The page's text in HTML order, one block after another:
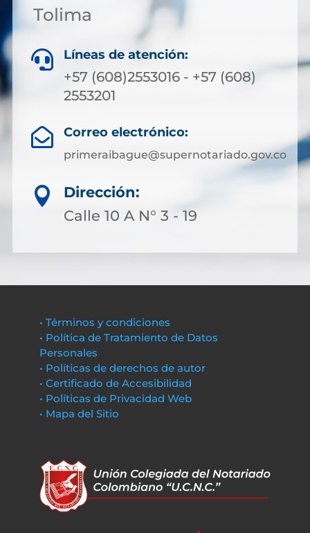
Tolima
 Líneas de atención:
+57 (608)2553016 - +57 (608)
2553201
 Correo electrónico:
primeraibague@supernotariado.gov.co

Dirección:
Calle 10 A N° 3 - 19
• Términos y condiciones
• Política de Tratamiento de Datos
Personales
• Políticas de derechos de autor
• Certificado de Accesibilidad
• Políticas de Privacidad Web
• Mapa del Sitio